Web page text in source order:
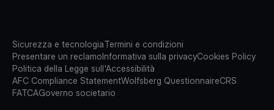
Sicurezza e tecnologiaTermini e condizioni
Presentare un reclamoInformativa sulla privacyCookies Policy
Politica della Legge sull'Accessibilità
AFC Compliance StatementWolfsberg QuestionnaireCRS
FATCAGoverno societario